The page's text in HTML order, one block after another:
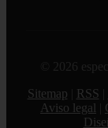
© 2026
Sitemap
RSS
Aviso legal